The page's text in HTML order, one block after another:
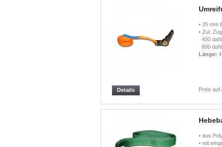
• 25 mm
• Zul.
400
800
Länge:
Preis auf
Details
• aus
• mit